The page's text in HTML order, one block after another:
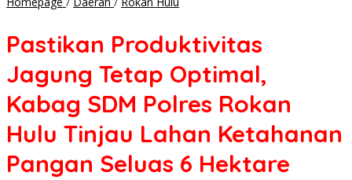
Tetap
Kabag
SDM
Polres
Hulu
Lahan
Pastikan Produktivitas
Jagung Tetap Optimal,
Kabag SDM Polres Rokan
Hulu Tinjau Lahan Ketahanan
Pangan Seluas 6 Hektare